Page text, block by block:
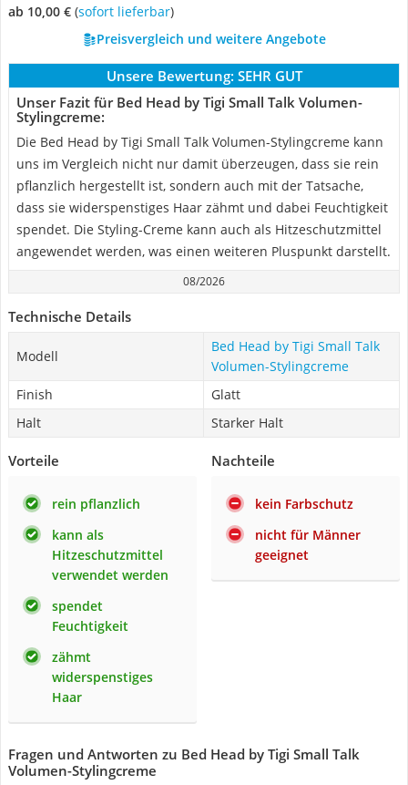
ab 10,00 € ( Sofort lieferbar)
Preisvergleich und weitere Angebote
Unsere Bewertung: SEHR GUT
Unser Fazit für Bed Head by Tigi Small Talk Volumen-
Stylingcreme:
Die Bed Head by Tigi Small Talk Volumen-Stylingcreme kann
uns im Vergleich nicht nur damit überzeugen, dass sie rein
pflanzlich hergestellt ist, sondern auch mit der Tatsache,
dass sie widerspenstiges Haar zähmt und dabei Feuchtigkeit
spendet. Die Styling-Creme kann auch als Hitzeschutzmittel
angewendet werden, was einen weiteren Pluspunkt darstellt.
08/2026
Technische Details
Modell
Bed Head by Tigi Small Talk
Volumen-Stylingcreme
Finish
Glatt
Halt
Starker Halt
Vorteile
rein pflanzlich
kann als
Hitzeschutzmittel
verwendet werden
spendet
Feuchtigkeit
zähmt
widerspenstiges
Haar
Nachteile
kein Farbschutz
nicht für Männer
geeignet
Fragen und Antworten zu Bed Head by Tigi Small Talk
Volumen-Stylingcreme